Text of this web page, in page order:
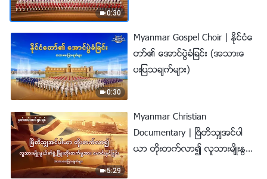
0:30
0:30
Myanmar Gospel Choir | ႏိုင္ငံေ
တာ္၏ ေအာင္ပြဲခံျခင္း (အသားေ
ပးျပသခ်က္မ်ား)
5:29
Myanmar Christian
Documentary | ၿဗိတိသွ်အင္ပါ
ယာ တိုးတက္လာ၍ လူသားမ်ိဳးႏြ